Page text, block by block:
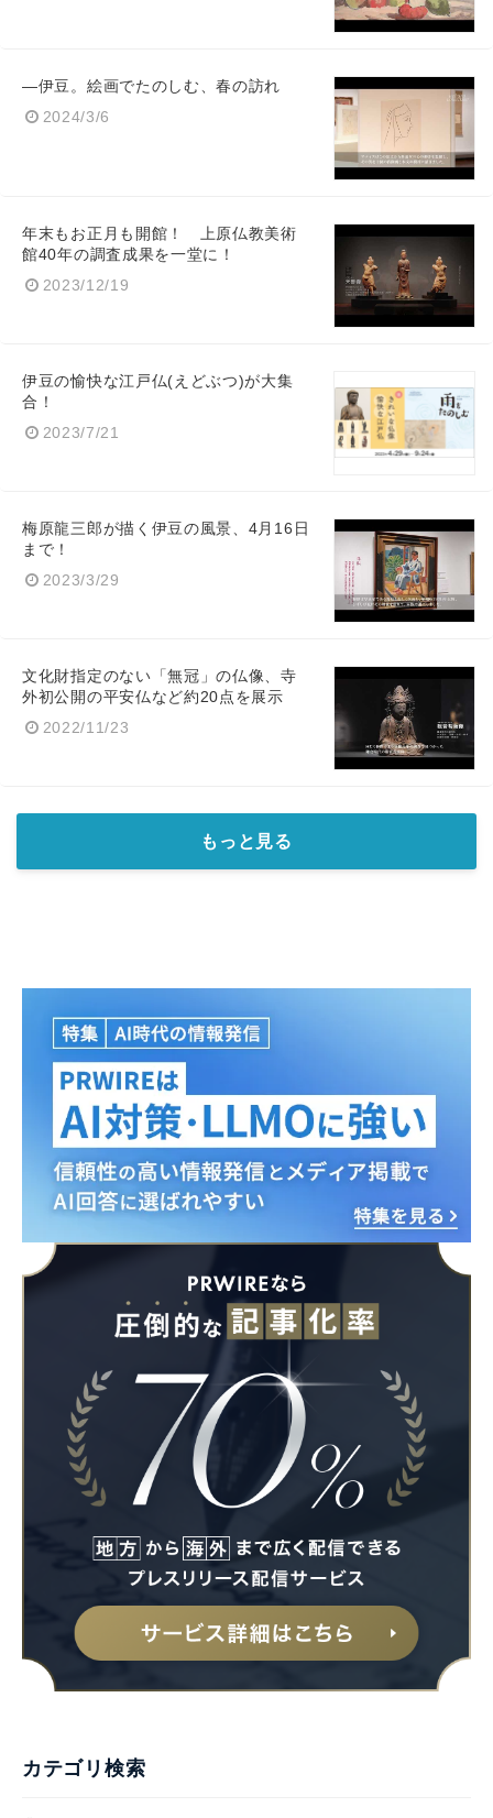
―伊豆。絵画でたのしむ、春の訪れ
2024/3/6
年末もお正月も開館！ 上原仏教美術
館40年の調査成果を一堂に！
2023/12/19
伊豆の愉快な江戸仏(えどぶつ)が大集
合！
2023/7/21
梅原龍三郎が描く伊豆の風景、4月16日
まで！
2023/3/29
文化財指定のない「無冠」の仏像、寺
外初公開の平安仏など約20点を展示
2022/11/23
もっと見る
カテゴリ検索
English